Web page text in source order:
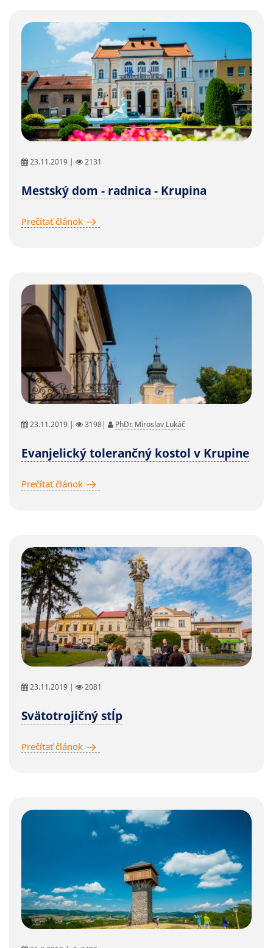
23.11.2019 | 2131
Mestský dom - radnica - Krupina
Prečítať článok
23.11.2019 | 3198| PhDr. Miroslav Lukáč
Evanjelický tolerančný kostol v Krupine
Prečítať článok
23.11.2019 | 2081
Svätotrojičný stĺp
Prečítať článok